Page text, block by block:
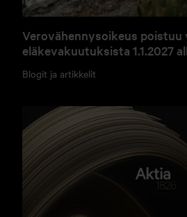
Verovähennysoikeus poistuu
eläkevakuutuksista 1.1.2027
Blogit ja artikkelit